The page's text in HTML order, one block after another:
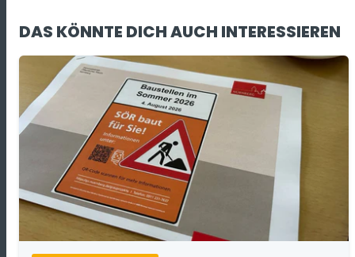
DAS KÖNNTE DICH AUCH INTERESSIEREN